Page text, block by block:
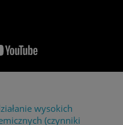
wysokich
(czynniki